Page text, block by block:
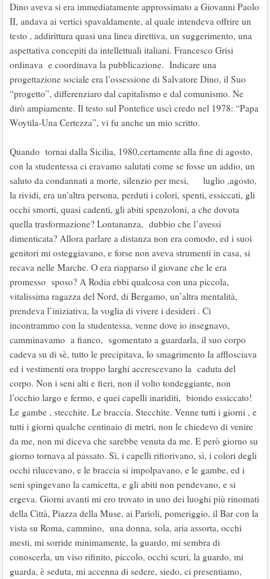
Dino aveva si era immediatamente approssimato a Giovanni Paolo
II, andava ai vertici spavaldamente, al quale intendeva offrire un
testo , addirittura quasi una linea direttiva, un suggerimento, una
aspettativa concepiti da intellettuali italiani. Francesco Grisi
ordinava e coordinava la pubblicazione. Indicare una
progettazione sociale era l’ossessione di Salvatore Dino, il Suo
“progetto”, differenziaro dal capitalismo e dal comunismo. Ne
dirò ampiamente. Il testo sul Pontefice uscì credo nel 1978: “Papa
Woytila-Una Certezza”, vi fu anche un mio scritto.
Quando tornai dalla Sicilia, 1980,certamente alla fine di agosto,
con la studentessa ci eravamo salutati come se fosse un addio, un
saluto da condannati a morte, silenzio per mesi, luglio ,agosto,
la rividi, era un'altra persona, perduti i colori, spenti, essiccati, gli
occhi smorti, quasi cadenti, gli abiti spenzoloni, a che dovuta
quella trasformazione? Lontananza, dubbio che l’avessi
dimenticata? Allora parlare a distanza non era comodo, ed i suoi
genitori mi osteggiavano, e forse non aveva strumenti in casa, si
recava nelle Marche. O era riapparso il giovane che le era
promesso sposo? A Rodia ebbi qualcosa con una piccola,
vitalissima ragazza del Nord, di Bergamo, un’altra mentalità,
prendeva l’iniziativa, la voglia di vivere i desideri . Ci
incontrammo con la studentessa, venne dove io insegnavo,
camminavamo a fianco, sgomentato a guardarla, il suo corpo
cadeva su di sè, tutto le precipitava, lo smagrimento la afflosciava
ed i vestimenti ora troppo larghi accrescevano la caduta del
corpo. Non i seni alti e fieri, non il volto tondeggiante, non
l’occhio largo e fermo, e quei capelli inariditi, biondo essiccato!
Le gambe , stecchite. Le braccia. Stecchite. Venne tutti i giorni , e
tutti i giorni qualche centinaio di metri, non le chiedevo di venire
da me, non mi diceva che sarebbe venuta da me. E però giorno su
giorno tornava al passato. Sì, i capelli rifiorivano, sì, i colori degli
occhi rilucevano, e le braccia si impolpavano, e le gambe, ed i
seni spingevano la camicetta, e gli abiti non pendevano, e si
ergeva. Giorni avanti mi ero trovato in uno dei luoghi più rinomati
della Città, Piazza della Muse, ai Parioli, pomeriggio, il Bar con la
vista su Roma, cammino, una donna, sola, aria assorta, occhi
mesti, mi sorride minimamente, la guardo, mi sembra di
conoscerla, un viso rifinito, piccolo, occhi scuri, la guardo, mi
guarda, è seduta, mi accenna di sedere, siedo, ci presentiamo,